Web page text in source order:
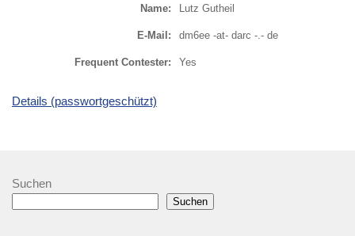
Name: Lutz Gutheil
E-Mail: dm6ee -at- darc -.- de
Frequent Contester: Yes
Details (passwortgeschützt)
Suchen
Suchen